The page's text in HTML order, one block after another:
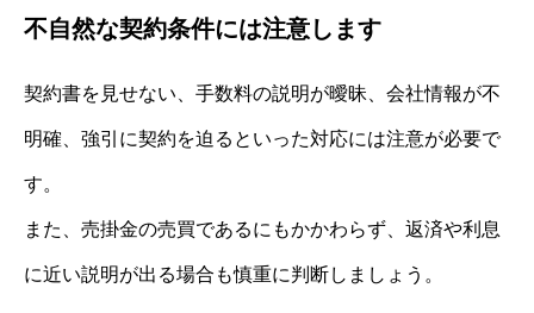
不自然な契約条件には注意します
契約書を見せない、手数料の説明が曖昧、会社情報が不
明確、強引に契約を迫るといった対応には注意が必要で
す。
また、売掛金の売買であるにもかかわらず、返済や利息
に近い説明が出る場合も慎重に判断しましょう。